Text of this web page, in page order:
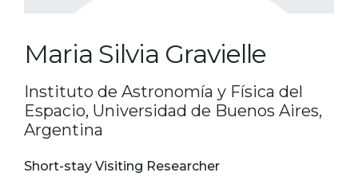
Maria Silvia Gravielle
Instituto de Astronomía y Física del
Espacio, Universidad de Buenos Aires,
Argentina
Short-stay Visiting Researcher